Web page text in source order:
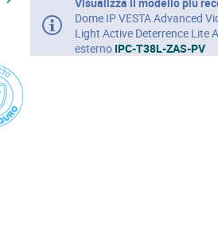
Dome IP VESTA Advanced
Light Active Deterrence Lite
esterno IPC-T38L-ZAS-PV